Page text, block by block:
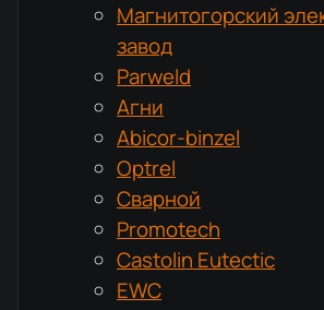
Магнитогорский
завод
Parweld
Агни
Abicor-binzel
Optrel
Сварной
Promotech
Castolin Eutectic
EWC